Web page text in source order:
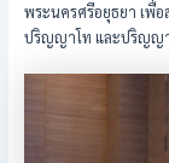
พระนครศรีอยุธยา เพื่
ปริญญาโท และปริญญา